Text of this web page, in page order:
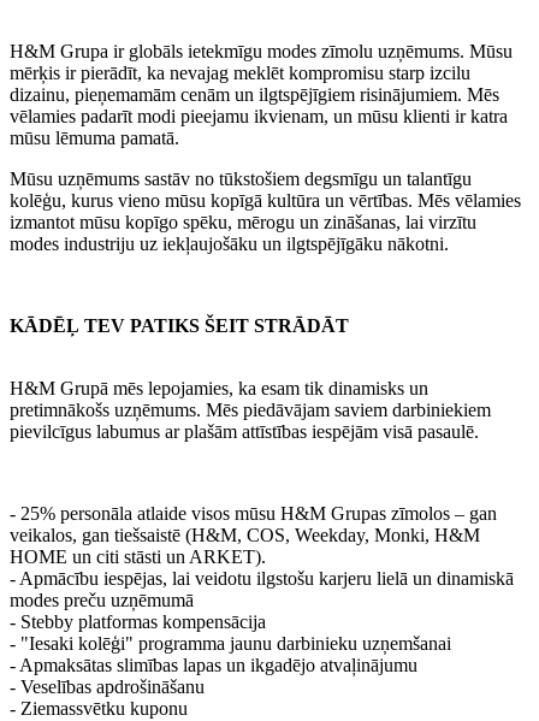
H&M Grupa ir globāls ietekmīgu modes zīmolu uzņēmums. Mūsu
mērķis ir pierādīt, ka nevajag meklēt kompromisu starp izcilu
dizainu, pieņemamām cenām un ilgtspējīgiem risinājumiem. Mēs
vēlamies padarīt modi pieejamu ikvienam, un mūsu klienti ir katra
mūsu lēmuma pamatā.
Mūsu uzņēmums sastāv no tūkstošiem degsmīgu un talantīgu
kolēģu, kurus vieno mūsu kopīgā kultūra un vērtības. Mēs vēlamies
izmantot mūsu kopīgo spēku, mērogu un zināšanas, lai virzītu
modes industriju uz iekļaujošāku un ilgtspējīgāku nākotni.
KĀDĒĻ TEV PATIKS ŠEIT STRĀDĀT ​
H&M Grupā mēs lepojamies, ka esam tik dinamisks un
pretimnākošs uzņēmums. Mēs piedāvājam saviem darbiniekiem
pievilcīgus labumus ar plašām attīstības iespējām visā pasaulē.
- 25% personāla atlaide visos mūsu H&M Grupas zīmolos – gan
veikalos, gan tiešsaistē (H&M, COS, Weekday, Monki, H&M
HOME un citi stāsti un ARKET).
- Apmācību iespējas, lai veidotu ilgstošu karjeru lielā un dinamiskā
modes preču uzņēmumā
- Stebby platformas kompensācija
- "Iesaki kolēģi" programma jaunu darbinieku uzņemšanai
- Apmaksātas slimības lapas un ikgadējo atvaļinājumu
- Veselības apdrošināšanu
- Ziemassvētku kuponu